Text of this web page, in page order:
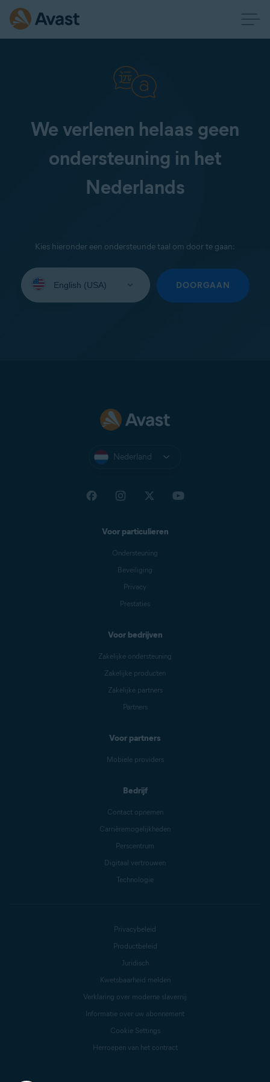
We verlenen helaas geen
ondersteuning in het
Nederlands
Kies hieronder een ondersteunde taal om door te gaan:
uw
DOORGAAN
Nederland
Voor particulieren
Ondersteuning
Beveiliging
Privacy
Prestaties
Voor bedrijven
Zakelijke ondersteuning
Zakelijke producten
Zakelijke partners
Partners
Voor partners
Mobiele providers
Bedrijf
Contact opnemen
Carrièremogelijkheden
Perscentrum
Digitaal vertrouwen
Technologie
Privacybeleid
Productbeleid
Juridisch
Kwetsbaarheid melden
Verklaring over moderne slavernij
Informatie over uw abonnement
Cookie Settings
Herroepen van het contract